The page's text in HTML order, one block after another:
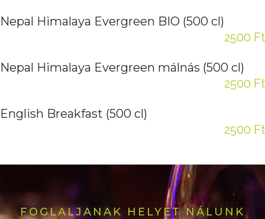
Nepal Himalaya Evergreen BIO (500 cl)
2500 Ft
Nepal Himalaya Evergreen málnás (500 cl)
2500 Ft
English Breakfast (500 cl)
2500 Ft
FOGLALJANAK HELYET NÁLUNK